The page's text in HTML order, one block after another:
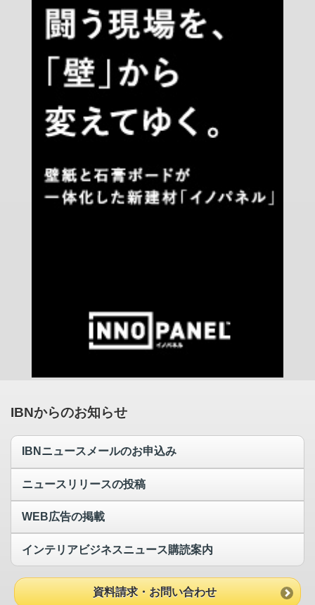
IBNからのお知らせ
IBNニュースメールのお申込み
ニュースリリースの投稿
WEB広告の掲載
インテリアビジネスニュース購読案内
資料請求・お問い合わせ